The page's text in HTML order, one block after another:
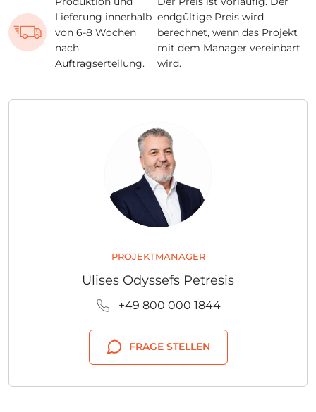
Lieferung innerhalb
von 6-8 Wochen
nach
Auftragserteilung.
endgültige Preis wird
berechnet, wenn das Projekt
mit dem Manager vereinbart
wird.
PROJEKTMANAGER
Ulises Odyssefs Petresis
+49 800 000 1844
FRAGE STELLEN